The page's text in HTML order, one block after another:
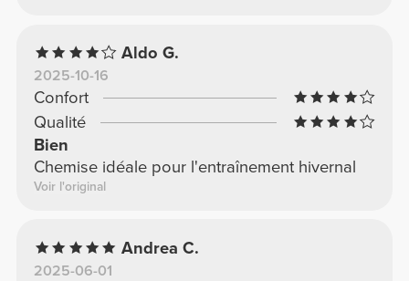
Aldo G.
2025-10-16
Confort
Qualité
Bien
Chemise idéale pour l'entraînement hivernal
Voir l'original
Andrea C.
2025-06-01